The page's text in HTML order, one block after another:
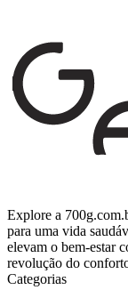
Explore a
para uma vida
elevam o bem-estar
revolução do
Categorias